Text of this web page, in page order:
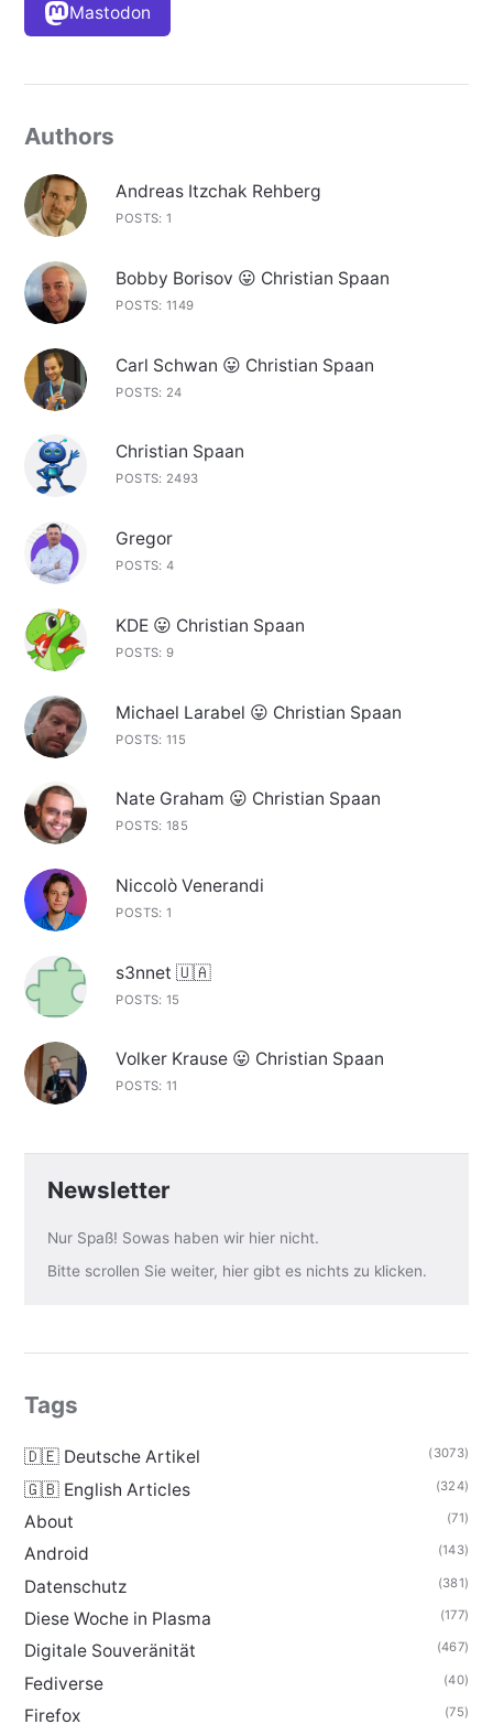
Mastodon
Authors
Andreas Itzchak Rehberg
POSTS: 1
Bobby Borisov 😛 Christian Spaan
POSTS: 1149
Carl Schwan 😛 Christian Spaan
POSTS: 24
Christian Spaan
POSTS: 2493
Gregor
POSTS: 4
KDE 😛 Christian Spaan
POSTS: 9
Michael Larabel 😛 Christian Spaan
POSTS: 115
Nate Graham 😛 Christian Spaan
POSTS: 185
Niccolò Venerandi
POSTS: 1
s3nnet 🇺🇦
POSTS: 15
Volker Krause 😛 Christian Spaan
POSTS: 11
Newsletter
Nur Spaß! Sowas haben wir hier nicht.
Bitte scrollen Sie weiter, hier gibt es nichts zu klicken.
Tags
🇩🇪 Deutsche Artikel (3073)
🇬🇧 English Articles (324)
About (71)
Android (143)
Datenschutz (381)
Diese Woche in Plasma (177)
Digitale Souveränität (467)
Fediverse (40)
Firefox (75)